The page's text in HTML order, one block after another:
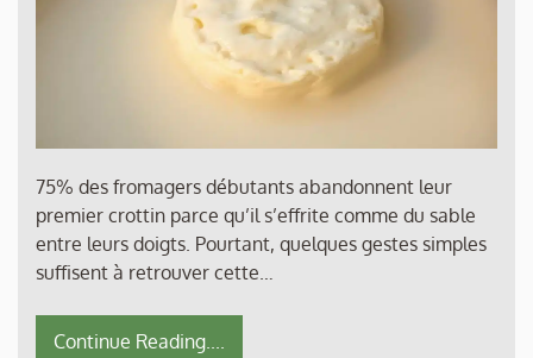
75% des fromagers débutants abandonnent leur
premier crottin parce qu’il s’effrite comme du sable
entre leurs doigts. Pourtant, quelques gestes simples
suffisent à retrouver cette…
Continue Reading....